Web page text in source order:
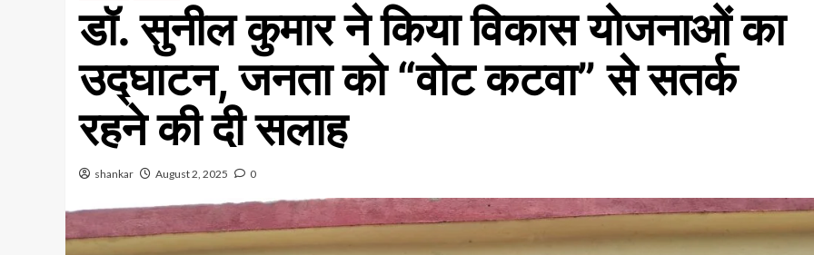
डॉ. सुनील कुमार ने किया विकास योजनाओं का
उद्घाटन, जनता को “वोट कटवा” से सतर्क
रहने की दी सलाह
shankar August 2, 2025 0